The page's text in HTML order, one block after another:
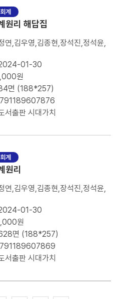
계
원리 해답집
연,김우영,김종현,장석진,정석윤,
01-30
원
면 (188*257)
서출판 시대가치
계
원리
연,김우영,김종현,장석진,정석윤,
01-30
원
면 (188*257)
서출판 시대가치